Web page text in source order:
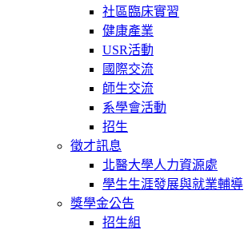
社區臨床實習
健康產業
USR活動
國際交流
師生交流
系學會活動
招生
徵才訊息
北醫大學人力資源處
學生生涯發展與就業輔導
獎學金公告
招生組